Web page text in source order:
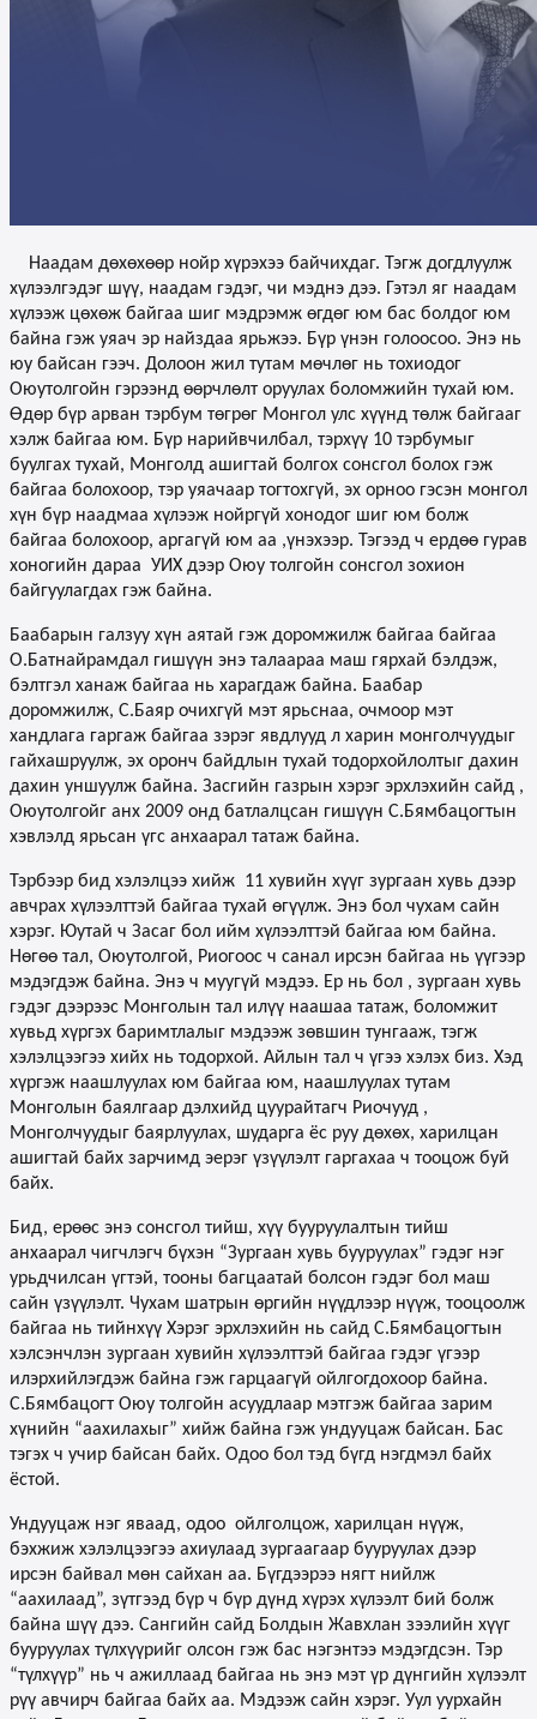
Наадам дөхөхөөр нойр хүрэхээ байчихдаг. Тэгж догдлуулж
хүлээлгэдэг шүү, наадам гэдэг, чи мэднэ дээ. Гэтэл яг наадам
хүлээж цөхөж байгаа шиг мэдрэмж өгдөг юм бас болдог юм
байна гэж уяач эр найздаа ярьжээ. Бүр үнэн голоосоо. Энэ нь
юу байсан гээч. Долоон жил тутам мөчлөг нь тохиодог
Оюутолгойн гэрээнд өөрчлөлт оруулах боломжийн тухай юм.
Өдөр бүр арван тэрбум төгрөг Монгол улс хүүнд төлж байгааг
хэлж байгаа юм. Бүр нарийвчилбал, тэрхүү 10 тэрбумыг
буулгах тухай, Монголд ашигтай болгох сонсгол болох гэж
байгаа болохоор, тэр уяачаар тогтохгүй, эх орноо гэсэн монгол
хүн бүр наадмаа хүлээж нойргүй хонодог шиг юм болж
байгаа болохоор, аргагүй юм аа ,үнэхээр. Тэгээд ч ердөө гурав
хоногийн дараа УИХ дээр Оюу толгойн сонсгол зохион
байгуулагдах гэж байна.
Баабарын галзуу хүн аятай гэж доромжилж байгаа байгаа
О.Батнайрамдал гишүүн энэ талаараа маш гярхай бэлдэж,
бэлтгэл ханаж байгаа нь харагдаж байна. Баабар
доромжилж, С.Баяр очихгүй мэт ярьснаа, очмоор мэт
хандлага гаргаж байгаа зэрэг явдлууд л харин монголчуудыг
гайхашруулж, эх оронч байдлын тухай тодорхойлолтыг дахин
дахин уншуулж байна. Засгийн газрын хэрэг эрхлэхийн сайд ,
Оюутолгойг анх 2009 онд батлалцсан гишүүн С.Бямбацогтын
хэвлэлд ярьсан үгс анхаарал татаж байна.
Тэрбээр бид хэлэлцээ хийж 11 хувийн хүүг зургаан хувь дээр
авчрах хүлээлттэй байгаа тухай өгүүлж. Энэ бол чухам сайн
хэрэг. Юутай ч Засаг бол ийм хүлээлттэй байгаа юм байна.
Нөгөө тал, Оюутолгой, Риогоос ч санал ирсэн байгаа нь үүгээр
мэдэгдэж байна. Энэ ч муугүй мэдээ. Ер нь бол , зургаан хувь
гэдэг дээрээс Монголын тал илүү наашаа татаж, боломжит
хувьд хүргэх баримтлалыг мэдээж зөвшин тунгааж, тэгж
хэлэлцээгээ хийх нь тодорхой. Айлын тал ч үгээ хэлэх биз. Хэд
хүргэж наашлуулах юм байгаа юм, наашлуулах тутам
Монголын баялгаар дэлхийд цуурайтагч Риочууд ,
Монголчуудыг баярлуулах, шударга ёс руу дөхөх, харилцан
ашигтай байх зарчимд эерэг үзүүлэлт гаргахаа ч тооцож буй
байх.
Бид, ерөөс энэ сонсгол тийш, хүү бууруулалтын тийш
анхаарал чигчлэгч бүхэн “Зургаан хувь бууруулах” гэдэг нэг
урьдчилсан үгтэй, тооны багцаатай болсон гэдэг бол маш
сайн үзүүлэлт. Чухам шатрын өргийн нүүдлээр нүүж, тооцоолж
байгаа нь тийнхүү Хэрэг эрхлэхийн нь сайд С.Бямбацогтын
хэлсэнчлэн зургаан хувийн хүлээлттэй байгаа гэдэг үгээр
илэрхийлэгдэж байна гэж гарцаагүй ойлгогдохоор байна.
С.Бямбацогт Оюу толгойн асуудлаар мэтгэж байгаа зарим
хүнийн “аахилахыг” хийж байна гэж ундууцаж байсан. Бас
тэгэх ч учир байсан байх. Одоо бол тэд бүгд нэгдмэл байх
ёстой.
Ундууцаж нэг яваад, одоо ойлголцож, харилцан нүүж,
бэхжиж хэлэлцээгээ ахиулаад зургаагаар бууруулах дээр
ирсэн байвал мөн сайхан аа. Бүгдээрээ нягт нийлж
“аахилаад”, зүтгээд бүр ч бүр дүнд хүрэх хүлээлт бий болж
байна шүү дээ. Сангийн сайд Болдын Жавхлан зээлийн хүүг
бууруулах түлхүүрийг олсон гэж бас нэгэнтээ мэдэгдсэн. Тэр
“түлхүүр” нь ч ажиллаад байгаа нь энэ мэт үр дүнгийн хүлээлт
рүү авчирч байгаа байх аа. Мэдээж сайн хэрэг. Уул уурхайн